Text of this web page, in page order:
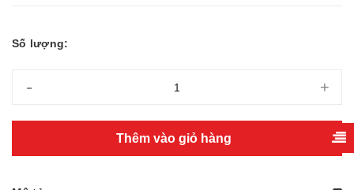
Số lượng:
- +
Thêm vào giỏ hàng